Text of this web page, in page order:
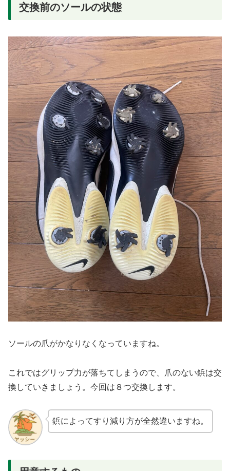
交換前のソールの状態
ソールの爪がかなりなくなっていますね。
これではグリップ力が落ちてしまうので、爪のない鋲は交
換していきましょう。今回は８つ交換します。
鋲によってすり減り方が全然違いますね。